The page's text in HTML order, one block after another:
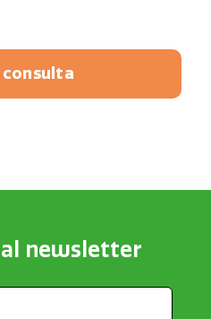
consulta
newsletter